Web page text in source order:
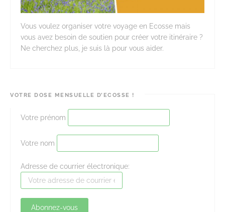
Vous voulez organiser votre voyage en Ecosse mais
vous avez besoin de soutien pour créer votre itinéraire ?
Ne cherchez plus, je suis là pour vous aider.
VOTRE DOSE MENSUELLE D’ECOSSE !
Votre prénom
Votre nom
Adresse de courrier électronique: